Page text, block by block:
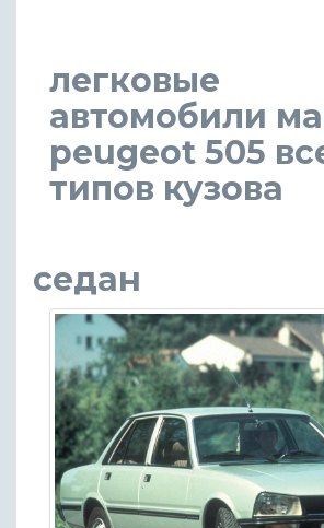
легковые
автомобили
peugeot 505
типов кузова
седан